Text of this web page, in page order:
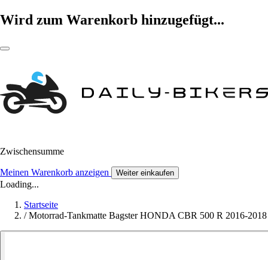
Wird zum Warenkorb hinzugefügt...
Zwischensumme
Meinen Warenkorb anzeigen Weiter einkaufen
Loading...
Startseite
/ Motorrad-Tankmatte Bagster HONDA CBR 500 R 2016-2018